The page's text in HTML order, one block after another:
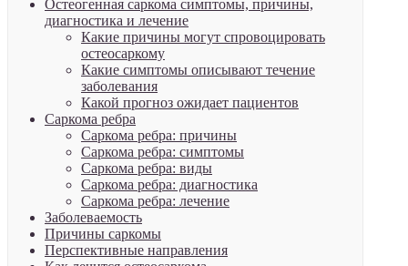
Остеогенная саркома симптомы, причины,
диагностика и лечение
Какие причины могут спровоцировать
остеосаркому
Какие симптомы описывают течение
заболевания
Какой прогноз ожидает пациентов
Саркома ребра
Саркома ребра: причины
Саркома ребра: симптомы
Саркома ребра: виды
Саркома ребра: диагностика
Саркома ребра: лечение
Заболеваемость
Причины саркомы
Перспективные направления